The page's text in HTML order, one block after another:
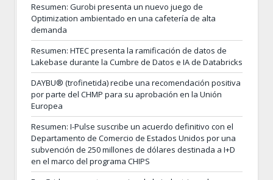
Resumen: Gurobi presenta un nuevo juego de
Optimization ambientado en una cafetería de alta
demanda
Resumen: HTEC presenta la ramificación de datos de
Lakebase durante la Cumbre de Datos e IA de Databricks
DAYBU® (trofinetida) recibe una recomendación positiva
por parte del CHMP para su aprobación en la Unión
Europea
Resumen: I-Pulse suscribe un acuerdo definitivo con el
Departamento de Comercio de Estados Unidos por una
subvención de 250 millones de dólares destinada a I+D
en el marco del programa CHIPS